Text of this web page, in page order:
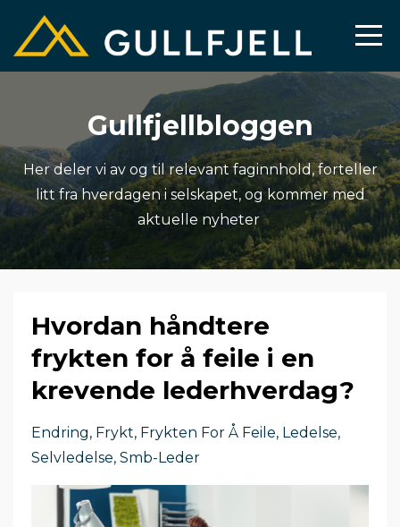
Gullfjellbloggen
Her deler vi av og til relevant faginnhold, forteller
litt fra hverdagen i selskapet, og kommer med
aktuelle nyheter
Hvordan håndtere
frykten for å feile i en
krevende lederhverdag?
Endring Frykt Frykten For Å Feile Ledelse
Selvledelse Smb-Leder